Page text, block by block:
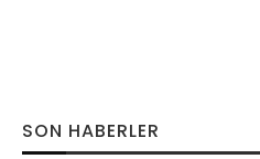
SON HABERLER